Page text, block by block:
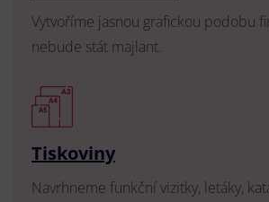
Vytvoříme jasnou grafickou podobu
nebude stát majlant.
Tiskoviny
Navrhneme funkční vizitky, letáky,